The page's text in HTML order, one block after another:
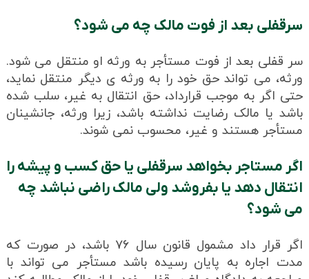
سرقفلی بعد از فوت مالک چه می شود؟
سر قفلی بعد از فوت مستأجر به ورثه او منتقل می شود.
ورثه، می تواند حق خود را به ورثه ی دیگر منتقل نماید،
حتی اگر به موجب قرارداد، حق انتقال به غیر، سلب شده
باشد یا مالک رضایت نداشته باشد، زیرا ورثه، جانشینان
مستأجر هستند و غیر، محسوب نمی شوند.
اگر مستاجر بخواهد سرقفلی یا حق کسب و پیشه را
انتقال دهد یا بفروشد ولی مالک راضی نباشد چه
می شود؟
اگر قرار داد مشمول قانون سال ۷۶ باشد، در صورت که
مدت اجاره به پایان رسیده باشد مستأجر می تواند با